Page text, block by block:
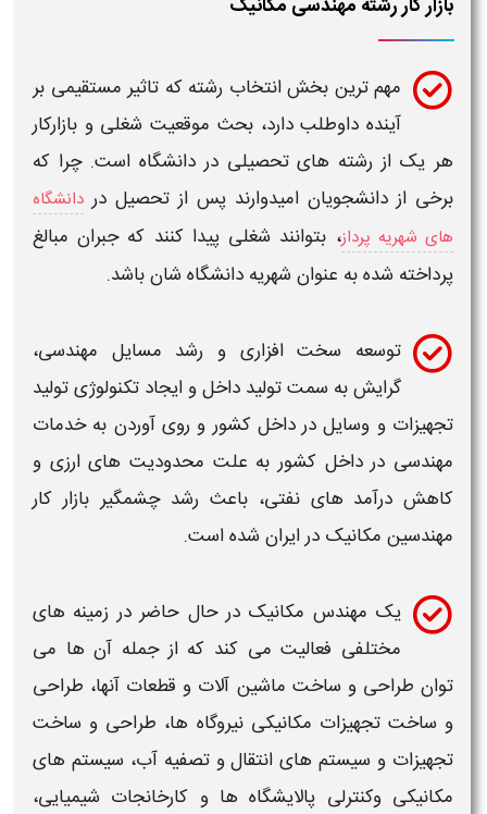
بازار کار رشته مهندسی مکانیک
مهم ترین بخش انتخاب رشته که تاثیر مستقیمی بر
آینده داوطلب دارد، بحث موقعیت شغلیو بازارکار
هر یک از رشته های تحصیلی در دانشگاه است. چرا که
برخی از دانشجویان امیدوارند پس از تحصیل در دانشگاه
های شهریه پرداز، بتوانند شغلی پیدا کنند که جبران مبالغ
پرداخته شده به عنوان شهریه دانشگاه شان باشد.
توسعه سخت افزاری و رشد مسایل مهندسی،
گرایشبه سمت تولید داخل و ایجاد تکنولوژی تولید
تجهیزات و وسایل در داخل کشور و روی آوردن به خدمات
مهندسی در داخل کشور به علت محدودیت های ارزی و
کاهش درآمد های نفتی، باعث رشد چشمگیر بازار کار
مهندسین مکانیک در ایران شده است.
یک مهندس مکانیکدر حال حاضر در زمینه های
مختلفی فعالیت می کند که از جمله آن ها می
توان طراحی و ساخت ماشین آلات و قطعات آنها، طراحی
و ساخت تجهیزات مکانیکی نیروگاه ها، طراحی و ساخت
تجهیزات و سیستم های انتقال و تصفیه آب، سیستم های
مکانیکی وکنترلی پالایشگاه ها و کارخانجات شیمیایی،